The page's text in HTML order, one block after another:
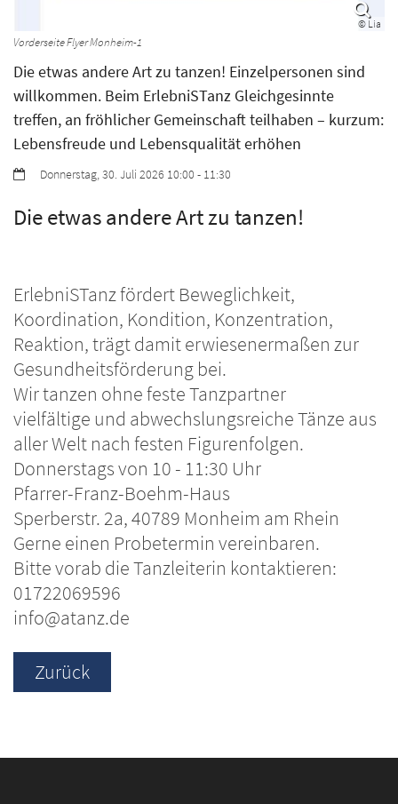
© Lia
Vorderseite Flyer Monheim-1
Die etwas andere Art zu tanzen! Einzelpersonen sind
willkommen. Beim ErlebniSTanz Gleichgesinnte
treffen, an fröhlicher Gemeinschaft teilhaben – kurzum:
Lebensfreude und Lebensqualität erhöhen
Datum:Donnerstag, 30. Juli 2026 10:00 - 11:30
Die etwas andere Art zu tanzen!
ErlebniSTanz fördert Beweglichkeit,
Koordination, Kondition, Konzentration,
Reaktion, trägt damit erwiesenermaßen zur
Gesundheitsförderung bei.
Wir tanzen ohne feste Tanzpartner
vielfältige und abwechslungsreiche Tänze aus
aller Welt nach festen Figurenfolgen.
Donnerstags von 10 - 11:30 Uhr
Pfarrer-Franz-Boehm-Haus
Sperberstr. 2a, 40789 Monheim am Rhein
Gerne einen Probetermin vereinbaren.
Bitte vorab die Tanzleiterin kontaktieren:
01722069596
info@atanz.de
Zurück